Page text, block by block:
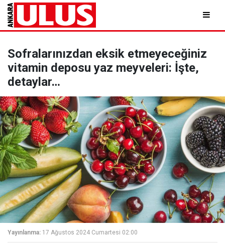
Sofralarınızdan eksik etmeyeceğiniz
vitamin deposu yaz meyveleri: İşte,
detaylar…
Yayınlanma: 17 Ağustos 2024 Cumartesi 02:00